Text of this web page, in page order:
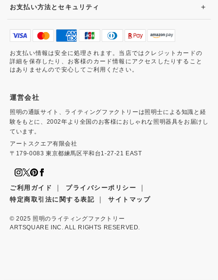
お支払い方法とセキュリティ +
お支払い情報は安全に処理されます。当店ではクレジットカードの
詳細を保存したり、お客様のカード情報にアクセスしたりすること
はありませんので安心してご利用ください。
運営会社
照明の通販サイト、ライティングファクトリーは照明士による知識と経
験をもとに、2002年より全国のお客様におしゃれな照明器具をお届けし
ています。
アートスクエア有限会社
〒179-0083 東京都練馬区平和台1-27-21 EAST
ご利用ガイド ｜ プライバシーポリシー ｜
特定商取引法に関する表記 ｜ サイトマップ
© 2025 照明のライティングファクトリー
ARTSQUARE INC. ALL RIGHTS RESERVED.